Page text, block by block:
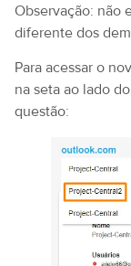
Observação: não
diferente dos
Para acessar o
na seta ao lado
questão: